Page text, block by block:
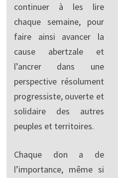
continuer à les lire
chaque semaine, pour
faire ainsi avancer la
cause abertzale et
l’ancrer dans une
perspective résolument
progressiste, ouverte et
solidaire des autres
peuples et territoires.
Chaque don a de
l’importance, même si